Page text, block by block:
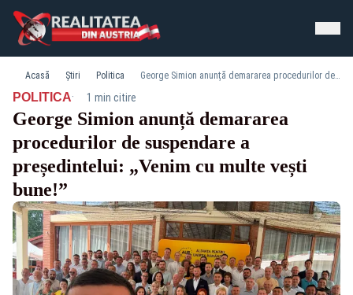
Acasă Știri Politica George Simion anunță demararea procedurilor de suspendare a președintelui: „Venim cu multe vești bune!”
POLITICA· 1 min citire
George Simion anunță demararea
procedurilor de suspendare a
președintelui: „Venim cu multe vești
bune!”